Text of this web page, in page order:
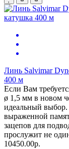
Линь Salvimar
400 м
Если Вам
ø 1,5 мм в новом
идеальный выбор.
выраженной
зацепов для
прослужит не
10450.00р.